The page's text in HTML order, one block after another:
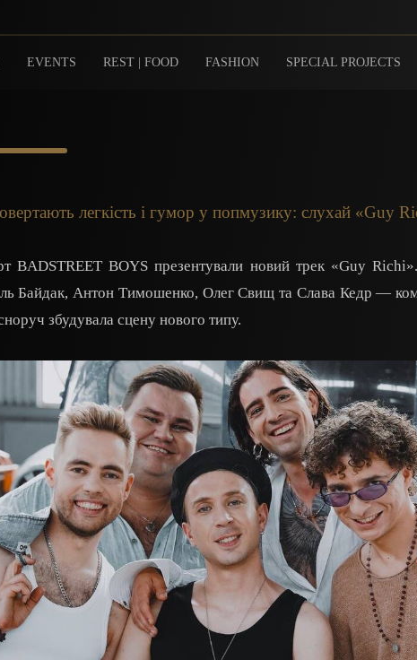
EVENTS REST | FOOD FASHION SPECIAL PROJECTS
легкість і гумор у попмузику: слухай «Guy
BADSTREET BOYS презентували новий трек «Guy
Байдак, Антон Тимошенко, Олег Свищ та Слава Кедр —
збудувала сцену нового типу.